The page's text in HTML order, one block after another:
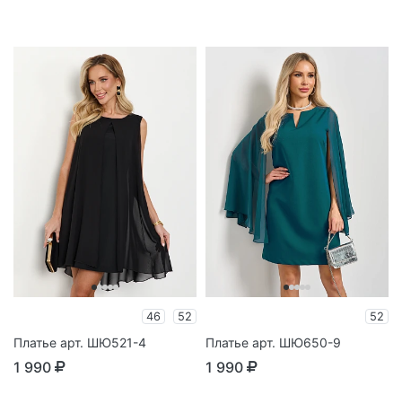
46 52
Платье арт. ШЮ521-4
1 990
52
Платье арт. ШЮ650-9
1 990